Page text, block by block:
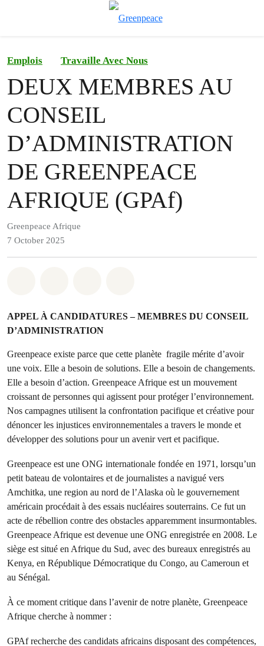
Emplois Travaille Avec Nous
DEUX MEMBRES AU
CONSEIL
D’ADMINISTRATION
DE GREENPEACE
AFRIQUE (GPAf)
Greenpeace Afrique
7 October 2025
APPEL À CANDIDATURES – MEMBRES DU CONSEIL
D’ADMINISTRATION
Greenpeace existe parce que cette planète fragile mérite d’avoir
une voix. Elle a besoin de solutions. Elle a besoin de changements.
Elle a besoin d’action. Greenpeace Afrique est un mouvement
croissant de personnes qui agissent pour protéger l’environnement.
Nos campagnes utilisent la confrontation pacifique et créative pour
dénoncer les injustices environnementales a travers le monde et
développer des solutions pour un avenir vert et pacifique.
Greenpeace est une ONG internationale fondée en 1971, lorsqu’un
petit bateau de volontaires et de journalistes a navigué vers
Amchitka, une region au nord de l’Alaska où le gouvernement
américain procédait à des essais nucléaires souterrains. Ce fut un
acte de rébellion contre des obstacles apparemment insurmontables.
Greenpeace Afrique est devenue une ONG enregistrée en 2008. Le
siège est situé en Afrique du Sud, avec des bureaux enregistrés au
Kenya, en République Démocratique du Congo, au Cameroun et
au Sénégal.
À ce moment critique dans l’avenir de notre planète, Greenpeace
Afrique cherche à nommer :
GPAf recherche des candidats africains disposant des compétences,